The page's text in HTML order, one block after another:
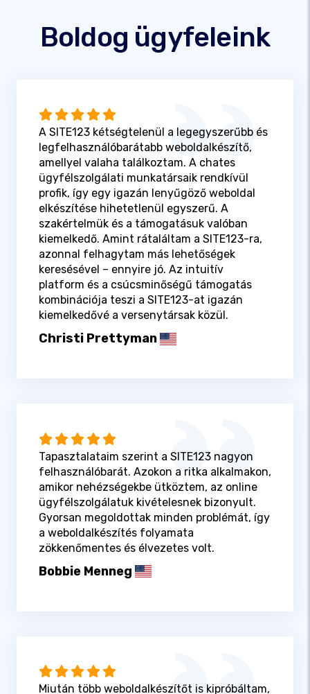
Boldog ügyfeleink
A SITE123 kétségtelenül a legegyszerűbb és
legfelhasználóbarátabb weboldalkészítő,
amellyel valaha találkoztam. A chates
ügyfélszolgálati munkatársaik rendkívül
profik, így egy igazán lenyűgöző weboldal
elkészítése hihetetlenül egyszerű. A
szakértelmük és a támogatásuk valóban
kiemelkedő. Amint rátaláltam a SITE123-ra,
azonnal felhagytam más lehetőségek
keresésével – ennyire jó. Az intuitív
platform és a csúcsminőségű támogatás
kombinációja teszi a SITE123-at igazán
kiemelkedővé a versenytársak közül.
Christi Prettyman
Tapasztalataim szerint a SITE123 nagyon
felhasználóbarát. Azokon a ritka alkalmakon,
amikor nehézségekbe ütköztem, az online
ügyfélszolgálatuk kivételesnek bizonyult.
Gyorsan megoldottak minden problémát, így
a weboldalkészítés folyamata
zökkenőmentes és élvezetes volt.
Bobbie Menneg
Miután több weboldalkészítőt is kipróbáltam,